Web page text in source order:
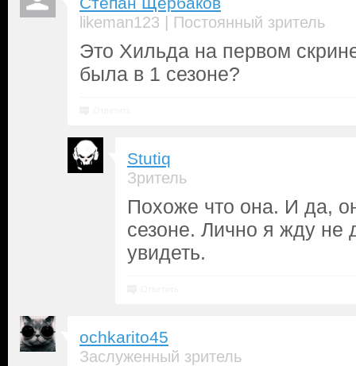
likeman123 | Постоянный зритель
Это Хильда на первом
была в 1 сезоне?
Stutiq
Зритель
Похоже что она. И да,
сезоне. Лично я жду не
увидеть.
ochkarito45
Заслуженный зритель